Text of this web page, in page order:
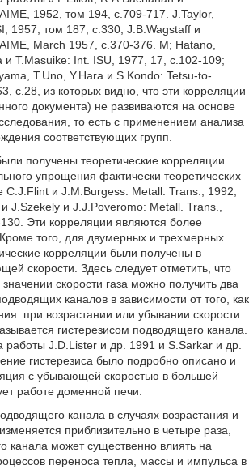
1952, том 194, с.709-717. J.Taylor,
1957, том 187, с.330; J.B.Wagstaff и
March 1957, с.370-376. M; Hatano,
и Т.Masuike: Int. ISU, 1977, 17, с.102-109;
Т.Uno, Y.Hara и S.Kondo: Tetsu-to-
с.28, из которых видно, что эти корреляции
документа) не развиваются на основе
то есть с применением анализа
соответствующих групп.
получены теоретические корреляции
упрощения фактически теоретических
C.J.Flint и J.M.Burgess: Metall. Trans., 1992,
J.Szekely и J.J.Poveromo: Metall. Trans.,
Эти корреляции являются более
того, для двумерных и трехмерных
корреляции были получены в
скорости. Здесь следует отметить, что
скорости газа можно получить два
каналов в зависимости от того, как
при возрастании или убывании скорости
гистерезисом подводящего канала.
работы J.D.Lister и др. 1991 и S.Sarkar и др.
гистерезиса было подробно описано и
с убывающей скоростью в большей
работе доменной печи.
канала в случаях возрастания и
приблизительно в четыре раза,
канала может существенно влиять на
переноса тепла, массы и импульса в